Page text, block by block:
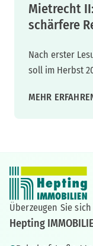
Mietrecht
schärfere
Nach erster
soll im Herbst
MEHR
Überzeugen Sie
Hepting